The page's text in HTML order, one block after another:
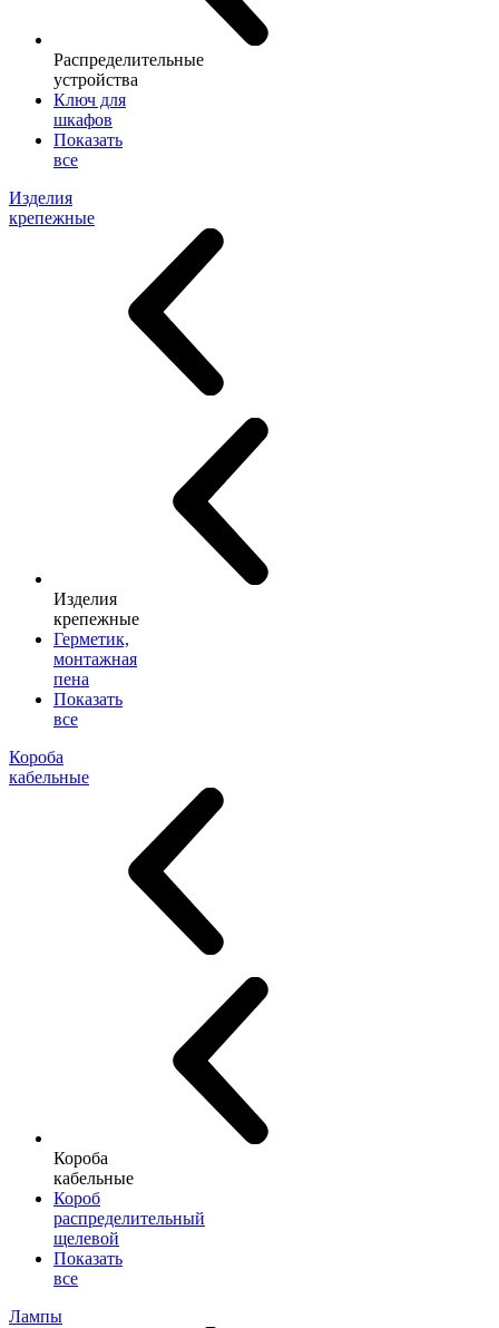
Распределительные
устройства
Ключ для
шкафов
Показать
все
Изделия
крепежные
Изделия
крепежные
Герметик,
монтажная
пена
Показать
все
Короба
кабельные
Короба
кабельные
Короб
распределительный
щелевой
Показать
все
Лампы